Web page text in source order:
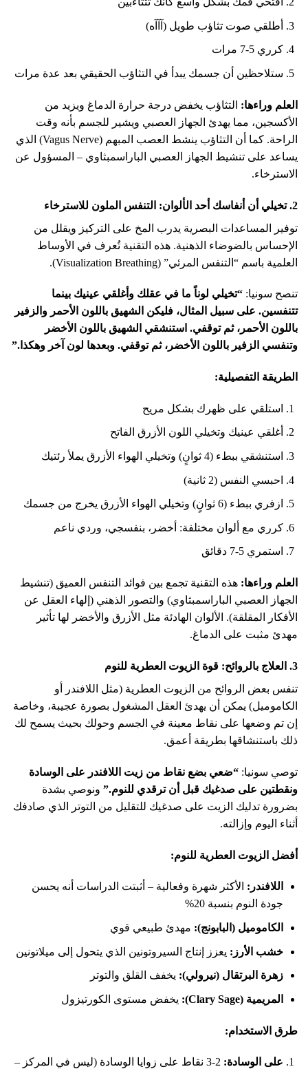
أطلقي صوت تثاؤب طويل (آآآه)
كرري 5-7 مرات
ستلاحظين أن جسمك يبدأ في التثاؤب الحقيقي بعد عدة مرات
العلم وراءها: التثاؤب يخفض درجة حرارة الدماغ ويزيد من
الأكسجين، مما يهدئ الجهاز العصبي ويشير للجسم بأنه وقت
الراحة. كما أن التثاؤب ينشط العصب المبهم (Vagus Nerve) الذي
يساعد على تنشيط الجهاز العصبي الباراسمبثاوي – المسؤول عن
الاسترخاء.
2. تخيلي أن أنفاسك أحد الألوان: التنفس الملون للاسترخاء
توفير المساعدات البصرية يدرب المخ على التركيز ويقلل من
الإحساس بالضوضاء الذهنية. هذه التقنية تُعرف في الأوساط
العلمية باسم “التنفس المرئي” (Visualization Breathing).
تنصح سونيا: “تخيلي لوناً ما في عقلك وأغلقي عينيك بينما
تتنفسين. على سبيل المثال، فليكن الشهيق باللون الأحمر والزفير
باللون الأحمر، ثم توقفي. استنشقي الشهيق باللون الأخضر
وتنفسي الزفير باللون الأخضر، ثم توقفي. وبعدها لون آخر وهكذا.”
الطريقة التفصيلية:
استلقي على ظهرك بشكل مريح
أغلقي عينيك وتخيلي اللون الأزرق الفاتح
استنشقي ببطء (4 ثوانٍ) وتخيلي الهواء الأزرق يملأ رئتيك
احبسي النفس (2 ثانية)
ازفري ببطء (6 ثوانٍ) وتخيلي الهواء الأزرق يخرج من جسمك
كرري مع ألوان مختلفة: أخضر، بنفسجي، وردي ناعم
استمري 5-7 دقائق
العلم وراءها: هذه التقنية تجمع بين فوائد التنفس العميق (تنشيط
الجهاز العصبي الباراسمبثاوي) والتصور الذهني (إلهاء العقل عن
الأفكار المقلقة). الألوان الهادئة مثل الأزرق والأخضر لها تأثير
مهدئ مثبت على الدماغ.
3. العلاج بالروائح: قوة الزيوت العطرية للنوم
تنفس بعض الروائح من الزيوت العطرية (مثل اللافندر أو
الكاموميل) يمكن أن يهدئ العقل المشغول بصورة عجيبة، وخاصة
إن تم وضعها على نقاط معينة في الجسم وحولك بحيث يسمح لك
ذلك باستنشاقها بطريقة أعمق.
توصي سونيا: “ضعي بضع نقاط من زيت اللافندر على الوسادة
ونقطتين على صدغيك قبل أن ترقدي للنوم.” ونوصي بشدة
بضرورة تدليك الزيت على صدغيك للتقليل من التوتر الذي صادفك
أثناء اليوم وإزالته.
أفضل الزيوت العطرية للنوم:
اللافندر: الأكثر شهرة وفعالية – أثبتت الدراسات أنه يحسن
جودة النوم بنسبة 20%
الكاموميل (البابونج): مهدئ طبيعي قوي
خشب الأرز: يعزز إنتاج السيروتونين الذي يتحول إلى ميلاتونين
زهرة البرتقال (نيرولي): يخفف القلق والتوتر
المريمية (Clary Sage): يخفض مستوى الكورتيزول
طرق الاستخدام:
على الوسادة:
2-3 نقاط على زوايا الوسادة (ليس في المركز –